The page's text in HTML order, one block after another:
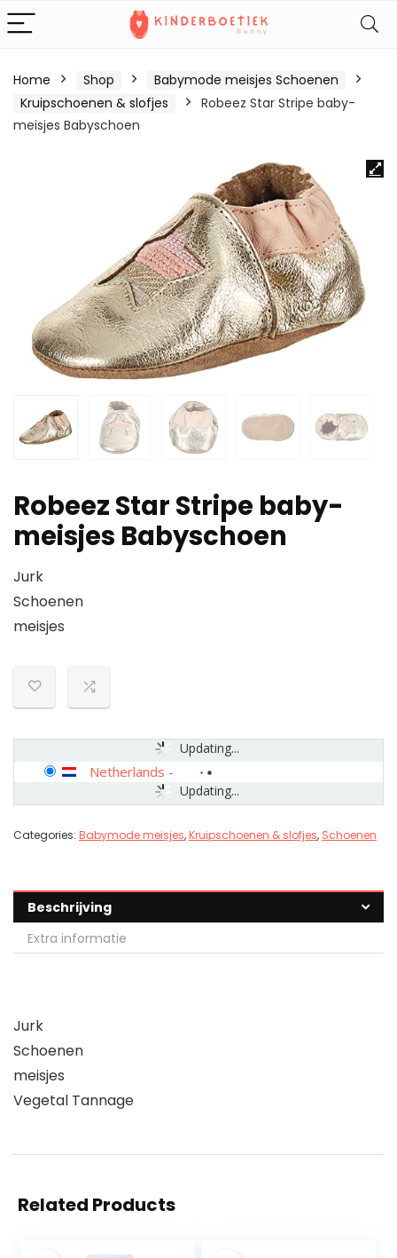
Home Shop
Babymode meisjes Schoenen
Kruipschoenen & slofjes
Robeez Star Stripe baby-
meisjes Babyschoen
Robeez Star Stripe baby-
meisjes Babyschoen
Jurk
Schoenen
meisjes
Updating...
Updating...
Netherlands -
Categories: Babymode meisjes,Kruipschoenen & slofjes, Schoenen
Beschrijving
Extra informatie
Jurk
Schoenen
meisjes
Vegetal Tannage
Related Products